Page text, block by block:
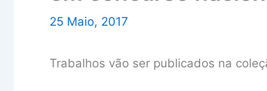
25 Maio, 2017
Trabalhos vão ser publicados na